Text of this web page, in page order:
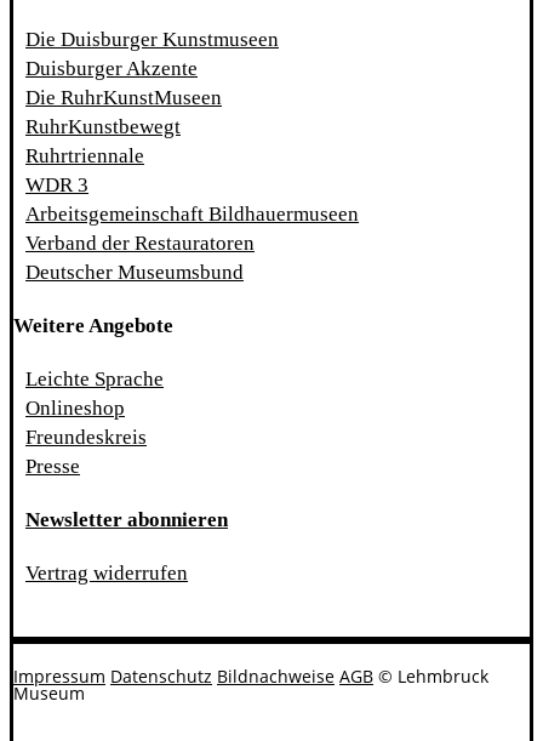
Die Duisburger Kunstmuseen
Duisburger Akzente
Die RuhrKunstMuseen
RuhrKunstbewegt
Ruhrtriennale
WDR 3
Arbeitsgemeinschaft Bildhauermuseen
Verband der Restauratoren
Deutscher Museumsbund
Weitere Angebote
Leichte Sprache
Onlineshop
Freundeskreis
Presse
Newsletter abonnieren
Vertrag widerrufen
Impressum Datenschutz Bildnachweise AGB © Lehmbruck
Museum